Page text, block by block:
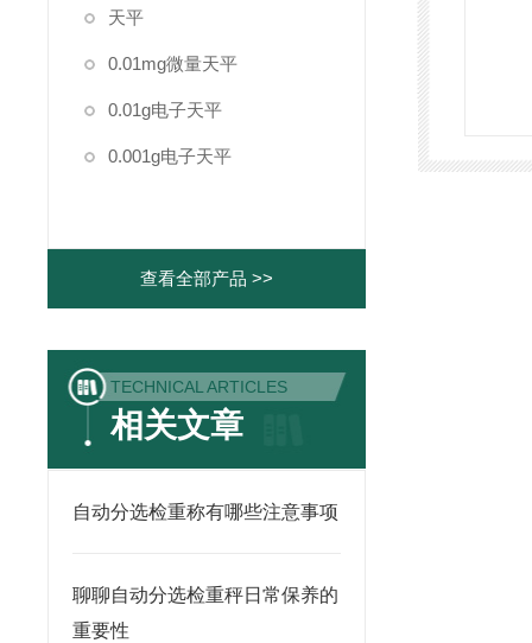
天平
0.01mg微量天平
0.01g电子天平
0.001g电子天平
查看全部产品 >>
TECHNICAL ARTICLES
相关文章
自动分选检重称有哪些注意事项
聊聊自动分选检重秤日常保养的
重要性